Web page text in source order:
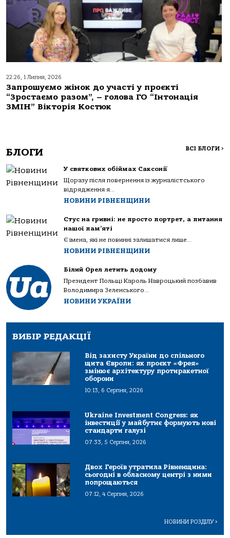
22:26, 1 Липня, 2026
Запрошуємо жінок до участі у проєкті
“Зростаємо разом”, – голова ГО “Інтонація
ЗМІН” Вікторія Костюк
БЛОГИ ВСІ БЛОГИ >
У святкових обіймах Саксонії
Щоразу після повернення із журналістського
відрядження я...
НОВИНИ РІВНЕНЩИНИ
Стус на гривні: не просто портрет, а питання
нашої пам’яті
Є імена, які не повинні залишатися лише...
НОВИНИ РІВНЕНЩИНИ
Білий Орел летить додому
Президент Польщі Кароль Навроцький позбавив
Володимира Зеленського...
НОВИНИ УКРАЇНИ
ВИБІР РЕДАКЦІЇ
Від захисту України до спільного
щита Європи: як проєкт «Фрея»
змінює архітектуру протиракетної
оборони
10:13, 6 Серпня, 2026
Ukraine Investment Congress: як
інвестиції у майбутнє формують нові
стандарти галузі
07:33, 5 Серпня, 2026
Двох Героїв утратила Рівненщина:
сьогодні в обласному центрі з ними
попрощаються
07:12, 4 Серпня, 2026
НОВИНИ РОЗДІЛУ>